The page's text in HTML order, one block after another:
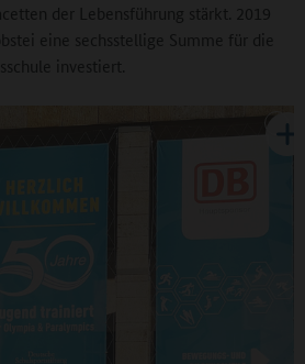
der Lebensführung stärkt. 2019
eine sechsstellige Summe für die
investiert.